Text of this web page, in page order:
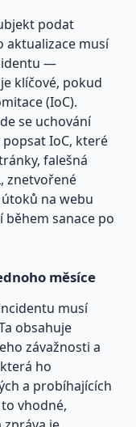
podat
aktualizace musí
—
klíčové, pokud
(IoC).
se uchování
IoC, které
falešná
znetvořené
na webu
během sanace po
měsíce
musí
obsahuje
závažnosti a
ho
a probíhajících
vhodné,